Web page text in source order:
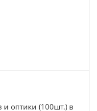
и оптики (100шт.) в